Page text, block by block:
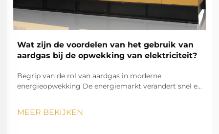
Wat zijn de voordelen van het gebruik van
aardgas bij de opwekking van elektriciteit?
Begrip van de rol van aardgas in moderne
energieopwekking De energiemarkt verandert snel en
wereldwijd streven naar schonere, efficiëntere...
MEER BEKIJKEN